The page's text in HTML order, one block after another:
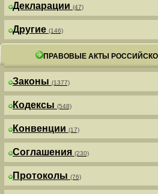
Декларации (47)
Другие (146)
ПРАВОВЫЕ АКТЫ
Законы (1377)
Кодексы (548)
Конвенции (17)
Соглашения (230)
Протоколы (76)